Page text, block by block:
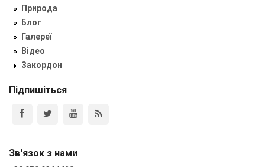
Природа
Блог
Галереї
Відео
Закордон
Підпишіться
Зв'язок з нами